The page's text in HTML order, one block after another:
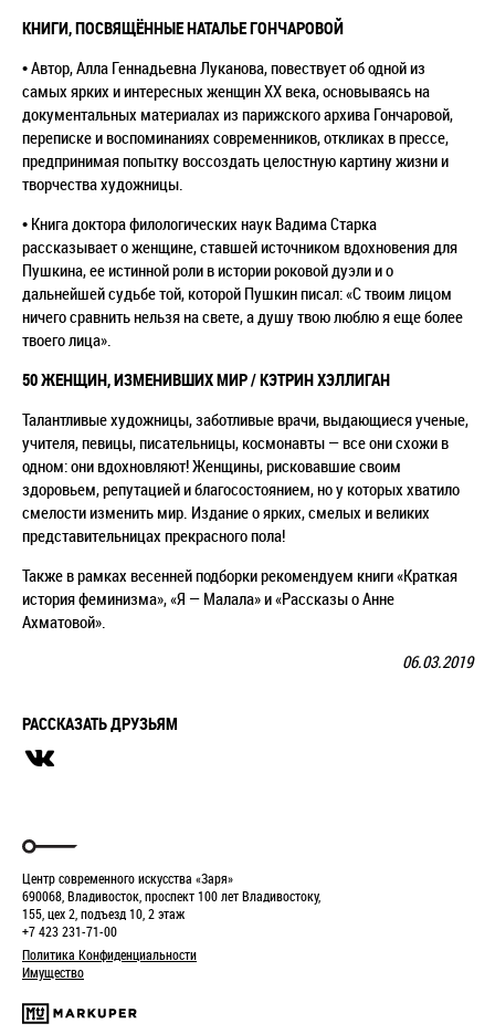
КНИГИ, ПОСВЯЩЁННЫЕ НАТАЛЬЕ ГОНЧАРОВОЙ
• Автор, Алла Геннадьевна Луканова, повествует об одной из
самых ярких и интересных женщин XX века, основываясь на
документальных материалах из парижского архива Гончаровой,
переписке и воспоминаниях современников, откликах в прессе,
предпринимая попытку воссоздать целостную картину жизни и
творчества художницы.
• Книга доктора филологических наук Вадима Старка
рассказывает о женщине, ставшей источником вдохновения для
Пушкина, ее истинной роли в истории роковой дуэли и о
дальнейшей судьбе той, которой Пушкин писал: «С твоим лицом
ничего сравнить нельзя на свете, а душу твою люблю я еще более
твоего лица».
50 ЖЕНЩИН, ИЗМЕНИВШИХ МИР / КЭТРИН ХЭЛЛИГАН
Талантливые художницы, заботливые врачи, выдающиеся ученые,
учителя, певицы, писательницы, космонавты — все они схожи в
одном: они вдохновляют! Женщины, рисковавшие своим
здоровьем, репутацией и благосостоянием, но у которых хватило
смелости изменить мир. Издание о ярких, смелых и великих
представительницах прекрасного пола!
Также в рамках весенней подборки рекомендуем книги «Краткая
история феминизма», «Я — Малала» и «Рассказы о Анне
Ахматовой».
06.03.2019
РАССКАЗАТЬ ДРУЗЬЯМ
Центр современного искусства «Заря»
690068, Владивосток, проспект 100 лет Владивостоку,
155, цех 2, подъезд 10, 2 этаж
+7 423 231-71-00
Политика Конфиденциальности
Имущество